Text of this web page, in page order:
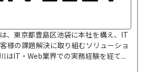
、東京都豊島区池袋に本社を構え、IT
様の課題解決に取り組むソリューショ
はIT・Web業界での実務経験を経て...